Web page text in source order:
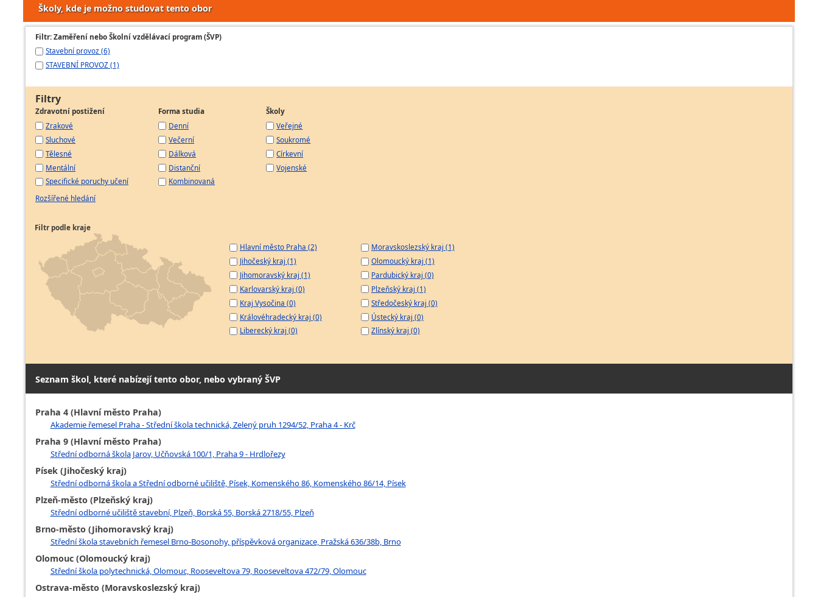
Školy, kde je možno studovat tento obor
Filtr: Zaměření nebo Školní vzdělávací program (ŠVP)
Stavební provoz (6)
STAVEBNÍ PROVOZ (1)
Filtry
Zdravotní postižení
Zrakové
Sluchové
Tělesné
Mentální
Specifické poruchy učení
Forma studia
Denní
Večerní
Dálková
Distanční
Kombinovaná
Školy
Veřejné
Soukromé
Církevní
Vojenské
Rozšířené hledání
Filtr podle kraje
Hlavní město Praha (2)
Jihočeský kraj (1)
Jihomoravský kraj (1)
Karlovarský kraj (0)
Kraj Vysočina (0)
Královéhradecký kraj (0)
Liberecký kraj (0)
Moravskoslezský kraj (1)
Olomoucký kraj (1)
Pardubický kraj (0)
Plzeňský kraj (1)
Středočeský kraj (0)
Ústecký kraj (0)
Zlínský kraj (0)
Seznam škol, které nabízejí tento obor, nebo vybraný ŠVP
Praha 4 (Hlavní město Praha)
Akademie řemesel Praha - Střední škola technická, Zelený pruh 1294/52, Praha 4 - Krč
Praha 9 (Hlavní město Praha)
Střední odborná škola Jarov, Učňovská 100/1, Praha 9 - Hrdlořezy
Písek (Jihočeský kraj)
Střední odborná škola a Střední odborné učiliště, Písek, Komenského 86, Komenského 86/14, Písek
Plzeň-město (Plzeňský kraj)
Střední odborné učiliště stavební, Plzeň, Borská 55, Borská 2718/55, Plzeň
Brno-město (Jihomoravský kraj)
Střední škola stavebních řemesel Brno-Bosonohy, příspěvková organizace, Pražská 636/38b, Brno
Olomouc (Olomoucký kraj)
Střední škola polytechnická, Olomouc, Rooseveltova 79, Rooseveltova 472/79, Olomouc
Ostrava-město (Moravskoslezský kraj)